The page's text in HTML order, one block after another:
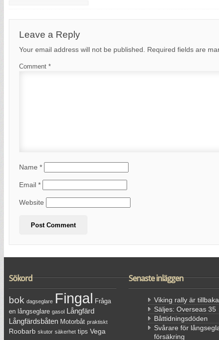
Leave a Reply
Your email address will not be published. Required fields are
Comment *
Name *
Email *
Website
Sökord
bok dagseglare Fingal Fråga
en långseglare gasol Långfärd
Långfärdsbåten Motorbåt praktiskt
Roobarb skutor säkerhet tips Vega
Senaste inläggen
Viking rally är tillbaka
Säljes: Overseas 35
Båttidningsdöden
Svårare för
försäkring